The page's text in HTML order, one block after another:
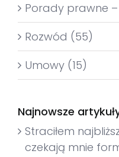
Porady prawne –
Rozwód (55)
Umowy (15)
Najnowsze
Straciłem
czekają mnie